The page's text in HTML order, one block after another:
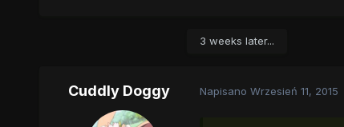
3 weeks later...
Cuddly Doggy Napisano Wrzesień 11, 2015